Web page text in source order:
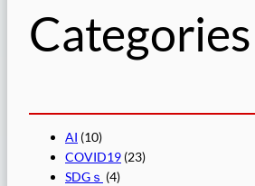
Categories
AI (10)
COVID19 (23)
SDGｓ (4)